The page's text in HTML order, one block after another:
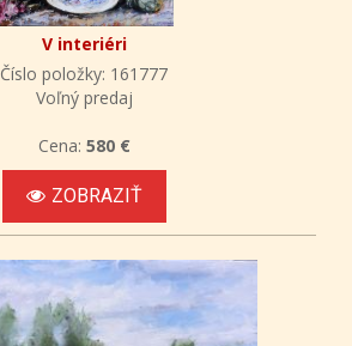
V interiéri
Číslo položky: 161777
Voľný predaj
Cena: 580 €
ZOBRAZIŤ